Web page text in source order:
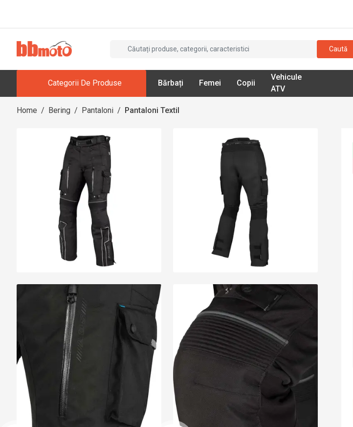
Caută
Categorii De Produse Bărbați Femei Copii
Vehicule
ATV
Home / Bering / Pantaloni / Pantaloni Textil